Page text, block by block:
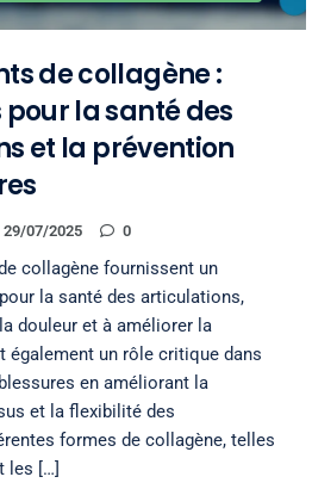
de collagène :
la santé des
et la prévention
29/07/2025 0
collagène fournissent un
la santé des articulations,
douleur et à améliorer la
également un rôle critique dans
en améliorant la
et la flexibilité des
formes de collagène, telles
les […]